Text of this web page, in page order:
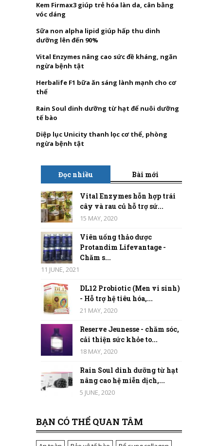
Kem Firmax3 giúp trẻ hóa làn da, cân bằng
vóc dáng
Sữa non alpha lipid giúp hấp thu dinh
dưỡng lên đến 90%
Vital Enzymes nâng cao sức đề kháng, ngăn
ngừa bệnh tật
Herbalife F1 bữa ăn sáng lành mạnh cho cơ
thể
Rain Soul dinh dưỡng từ hạt để nuôi dưỡng
tế bào
Diệp lục Unicity thanh lọc cơ thể, phòng
ngừa bệnh tật
Đọc nhiều Bài mới
Vital Enzymes hỗn hợp trái
cây và rau củ hỗ trợ sứ...
15 MAY, 2020
Viên uống thảo dược
Protandim Lifevantage -
Chăm s...
11 JUNE, 2021
DL12 Probiotic (Men vi sinh)
- Hỗ trợ hệ tiêu hóa,...
21 MAY, 2020
Reserve Jeunesse - chăm sóc,
cải thiện sức khỏe to...
18 MAY, 2020
Rain Soul dinh dưỡng từ hạt
nâng cao hệ miễn dịch,...
5 JUNE, 2020
BẠN CÓ THỂ QUAN TÂM